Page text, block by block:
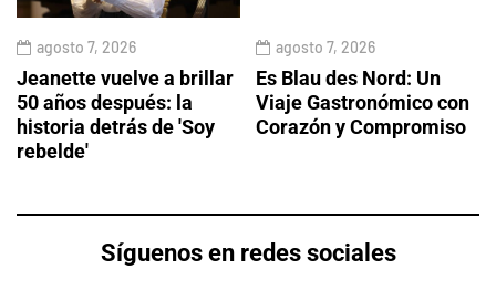
agosto 7, 2026
Jeanette vuelve a brillar
50 años después: la
historia detrás de 'Soy
rebelde'
agosto 7, 2026
Es Blau des Nord: Un
Viaje Gastronómico con
Corazón y Compromiso
Síguenos en redes sociales